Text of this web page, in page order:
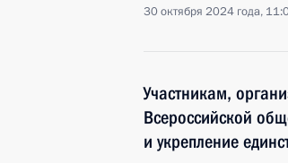
30 октября 2024 года,
Участникам,
Всероссийской
и укрепление